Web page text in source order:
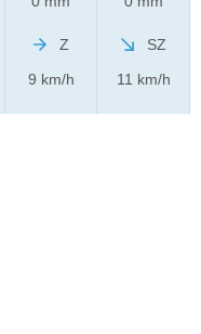
Z
9 km/h
SZ
11 km/h